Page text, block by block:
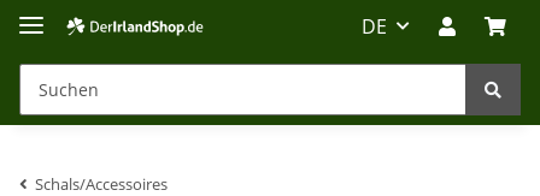
DE
Schals/Accessoires